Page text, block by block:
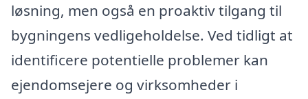
løsning, men også en proaktiv tilgang til
bygningens vedligeholdelse. Ved tidligt at
identificere potentielle problemer kan
ejendomsejere og virksomheder i